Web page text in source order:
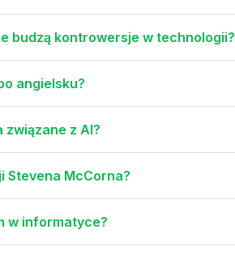
budzą kontrowersje w technologii?
angielsku?
z AI?
Stevena McCorna?
w informatyce?